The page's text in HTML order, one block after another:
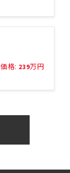
価格: 239万円